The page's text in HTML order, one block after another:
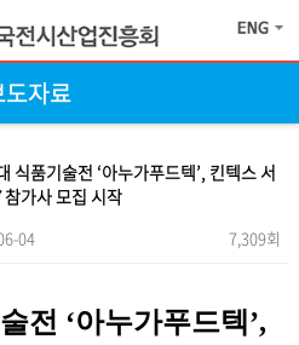
도자료
식품기술전 ‘아누가푸드텍’, 킨텍스 서
가사 모집 시작
04 7,309회
전 ‘아누가푸드텍’,